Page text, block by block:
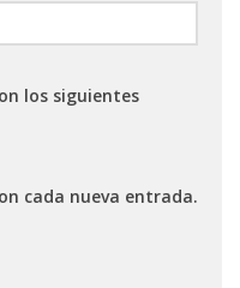
los siguientes
cada nueva entrada.